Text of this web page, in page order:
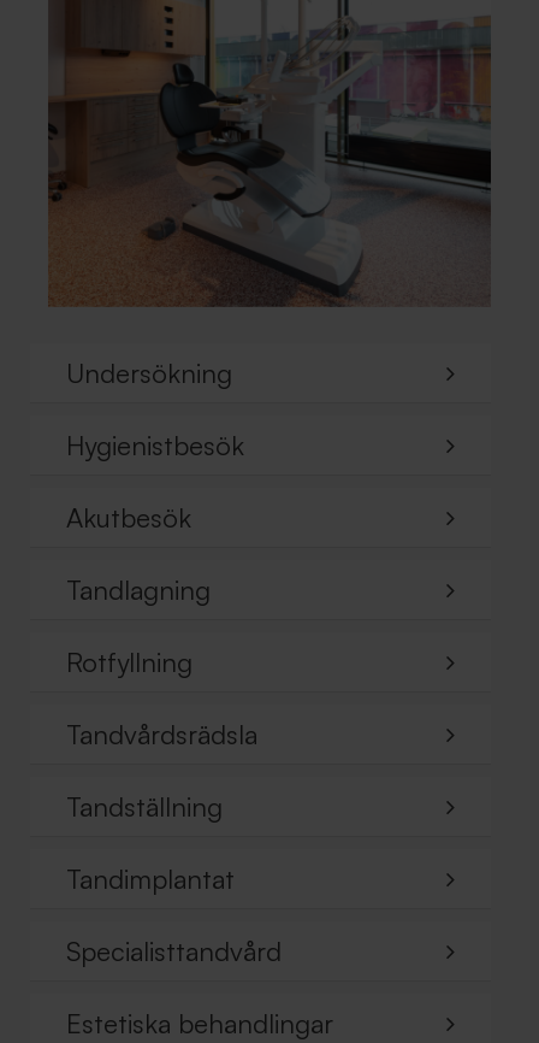
Undersökning
Hygienistbesök
Akutbesök
Tandlagning
Rotfyllning
Tandvårdsrädsla
Tandställning
Tandimplantat
Specialisttandvård
Estetiska behandlingar